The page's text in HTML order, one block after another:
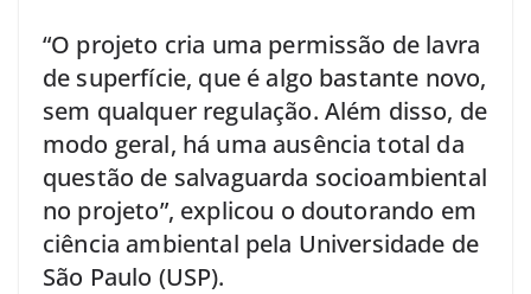
“O projeto cria uma permissão de lavra
de superfície, que é algo bastante novo,
sem qualquer regulação. Além disso, de
modo geral, há uma ausência total da
questão de salvaguarda socioambiental
no projeto”, explicou o doutorando em
ciência ambiental pela Universidade de
São Paulo (USP).